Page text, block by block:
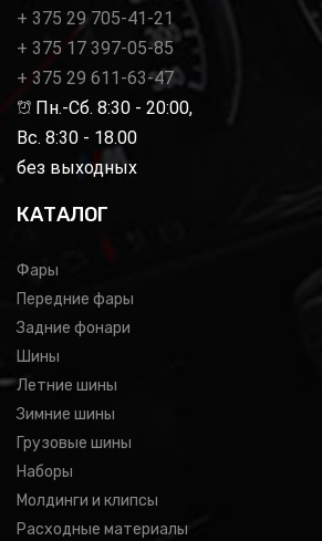
+ 375 29 705-41-21
+ 375 17 397-05-85
+ 375 29 611-63-47
Пн.-Сб. 8:30 - 20:00,
Вс. 8:30 - 18.00
без выходных
КАТАЛОГ
Фары
Передние фары
Задние фонари
Шины
Летние шины
Зимние шины
Грузовые шины
Наборы
Молдинги и клипсы
Расходные материалы